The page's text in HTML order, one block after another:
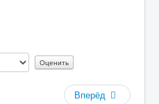
Вперёд